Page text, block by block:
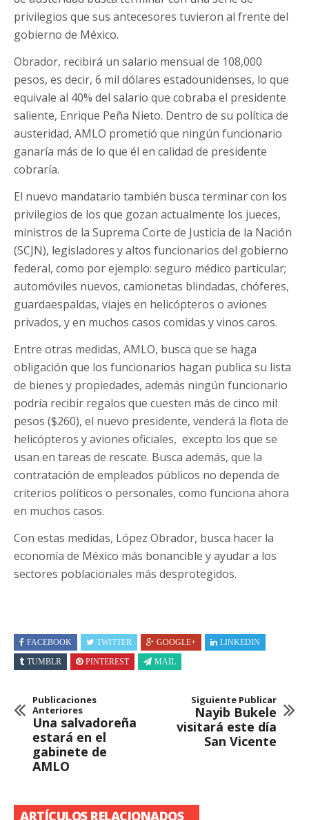
privilegios que sus antecesores tuvieron al frente del
gobierno de México.
Obrador, recibirá un salario mensual de 108,000
pesos, es decir, 6 mil dólares estadounidenses, lo que
equivale al 40% del salario que cobraba el presidente
saliente, Enrique Peña Nieto. Dentro de su política de
austeridad, AMLO prometió que ningún funcionario
ganaría más de lo que él en calidad de presidente
cobraría.
El nuevo mandatario también busca terminar con los
privilegios de los que gozan actualmente los jueces,
ministros de la Suprema Corte de Justicia de la Nación
(SCJN), legisladores y altos funcionarios del gobierno
federal, como por ejemplo: seguro médico particular;
automóviles nuevos, camionetas blindadas, chóferes,
guardaespaldas, viajes en helicópteros o aviones
privados, y en muchos casos comidas y vinos caros.
Entre otras medidas, AMLO, busca que se haga
obligación que los funcionarios hagan publica su lista
de bienes y propiedades, además ningún funcionario
podría recibir regalos que cuesten más de cinco mil
pesos ($260), el nuevo presidente, venderá la flota de
helicópteros y aviones oficiales, excepto los que se
usan en tareas de rescate. Busca además, que la
contratación de empleados públicos no dependa de
criterios políticos o personales, como funciona ahora
en muchos casos.
Con estas medidas, López Obrador, busca hacer la
economía de México más bonancible y ayudar a los
sectores poblacionales más desprotegidos.
FACEBOOK TWITTER GOOGLE+
LINKEDIN
TUMBLR
PINTEREST MAIL
Publicaciones
Anteriores
Una salvadoreña
estará en el
gabinete de
AMLO
Siguiente Publicar
Nayib Bukele
visitará este día
San Vicente
ARTÍCULOS RELACIONADOS